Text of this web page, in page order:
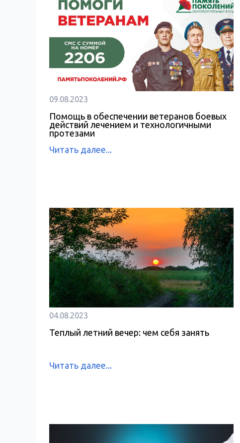
09.08.2023
Помощь в обеспечении ветеранов боевых
действий лечением и технологичными
протезами
Читать далее...
04.08.2023
Теплый летний вечер: чем себя занять
Читать далее...